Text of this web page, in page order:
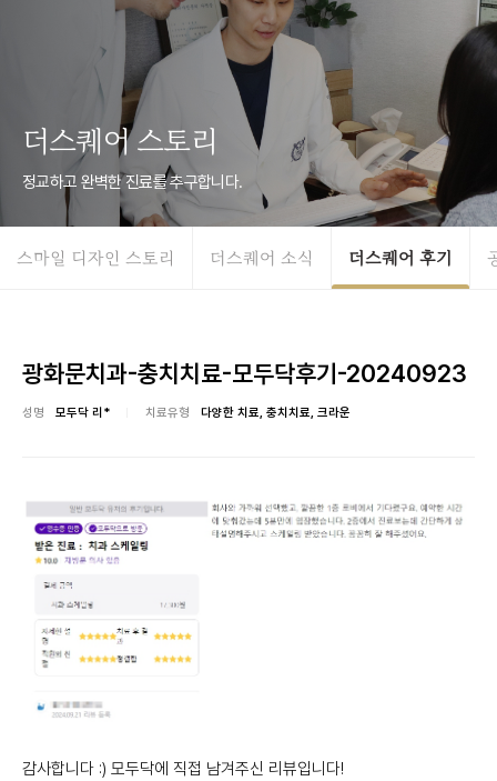
더스퀘어 스토리
정교하고 완벽한 진료를 추구합니다.
스마일 디자인 스토리 더스퀘어 소식 더스퀘어 후기
광화문치과-충치치료-모두닥후기-20240923
성명 모두닥 리* 치료유형 다양한 치료, 충치치료, 크라운
감사합니다 :) 모두닥에 직접 남겨주신 리뷰입니다!